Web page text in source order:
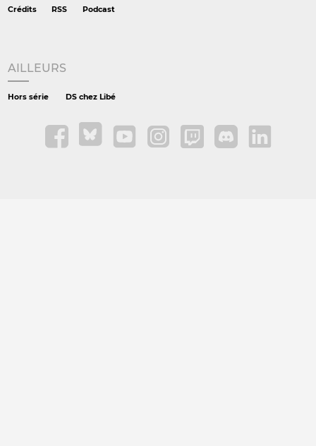
Crédits
RSS Podcast
AILLEURS
Hors série DS chez Libé